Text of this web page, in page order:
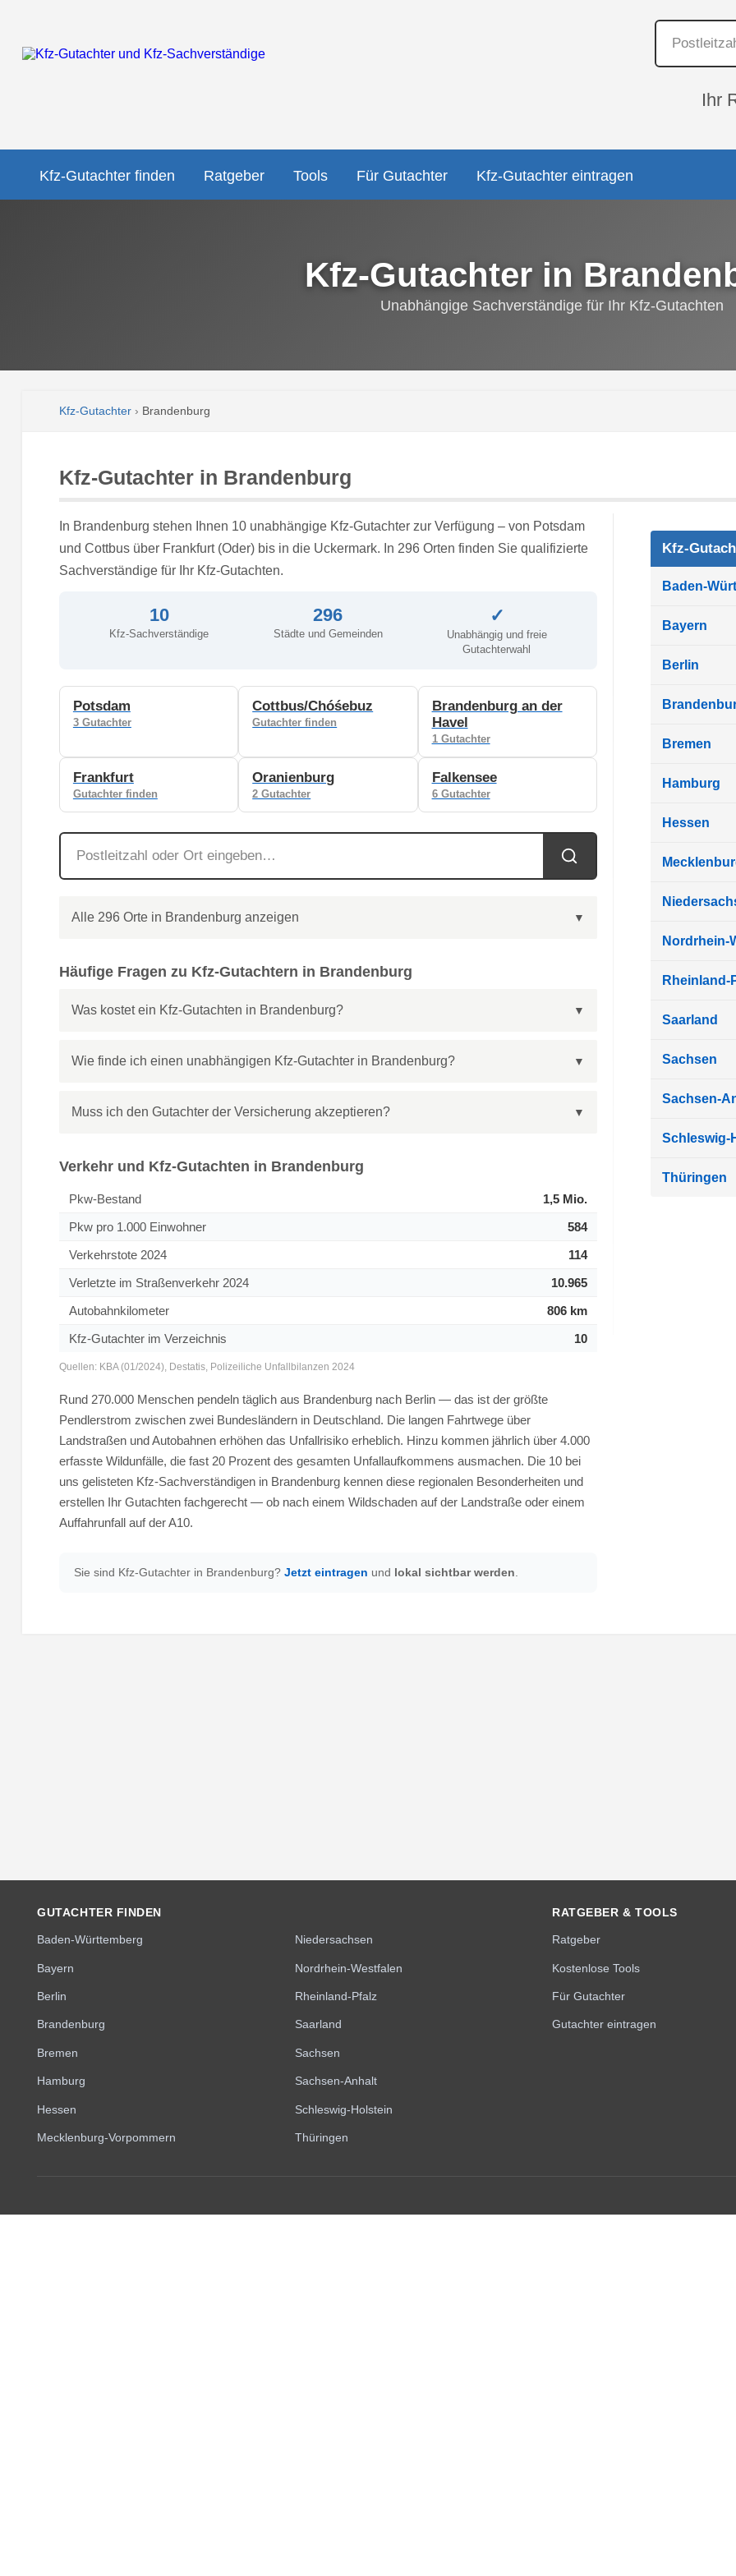
Ihr
Kfz-Gutachter finden Ratgeber Tools Für Gutachter Kfz-Gutachter eintragen
Kfz-Gutachter in
Unabhängige Sachverständige für Ihr Kfz-Gutachten
Kfz-Gutachter› Brandenburg
Kfz-Gutachter in Brandenburg
In Brandenburg stehen Ihnen 10 unabhängige Kfz-Gutachter zur Verfügung – von Potsdam
und Cottbus über Frankfurt (Oder) bis in die Uckermark. In 296 Orten finden Sie qualifizierte
Sachverständige für Ihr Kfz-Gutachten.
10
Kfz-Sachverständige
296
Städte und Gemeinden
✓
Unabhängig und freie
Gutachterwahl
Potsdam
3 Gutachter
Cottbus/Chóśebuz
Gutachter finden
Brandenburg an der
Havel
1 Gutachter
Frankfurt
Gutachter finden
Oranienburg
2 Gutachter
Falkensee
6 Gutachter
Alle 296 Orte in Brandenburg anzeigen
Häufige Fragen zu Kfz-Gutachtern in Brandenburg
Was kostet ein Kfz-Gutachten in Brandenburg?
Wie finde ich einen unabhängigen Kfz-Gutachter in Brandenburg?
Muss ich den Gutachter der Versicherung akzeptieren?
Verkehr und Kfz-Gutachten in Brandenburg
Pkw-Bestand
1,5 Mio.
Pkw pro 1.000 Einwohner
584
Verkehrstote 2024
114
Verletzte im Straßenverkehr 2024
10.965
Autobahnkilometer
806 km
Kfz-Gutachter im Verzeichnis
10
Quellen: KBA (01/2024), Destatis, Polizeiliche Unfallbilanzen 2024
Rund 270.000 Menschen pendeln täglich aus Brandenburg nach Berlin — das ist der größte
Pendlerstrom zwischen zwei Bundesländern in Deutschland. Die langen Fahrtwege über
Landstraßen und Autobahnen erhöhen das Unfallrisiko erheblich. Hinzu kommen jährlich über 4.000
erfasste Wildunfälle, die fast 20 Prozent des gesamten Unfallaufkommens ausmachen. Die 10 bei
uns gelisteten Kfz-Sachverständigen in Brandenburg kennen diese regionalen Besonderheiten und
erstellen Ihr Gutachten fachgerecht — ob nach einem Wildschaden auf der Landstraße oder einem
Auffahrunfall auf der A10.
Sie sind Kfz-Gutachter in Brandenburg? Jetzt eintragen und lokal sichtbar werden.
Kfz-
Baden-
Bayern
Berlin
Bremen
Hamburg
Hessen
Nordrhein-
Rheinland-
Saarland
Sachsen
Sachsen-
Schleswig-
Thüringen
GUTACHTER FINDEN
Baden-Württemberg
Bayern
Berlin
Brandenburg
Bremen
Hamburg
Hessen
Mecklenburg-Vorpommern
Niedersachsen
Nordrhein-Westfalen
Rheinland-Pfalz
Saarland
Sachsen
Sachsen-Anhalt
Schleswig-Holstein
Thüringen
RATGEBER & TOOLS
Ratgeber
Kostenlose Tools
Für Gutachter
Gutachter eintragen